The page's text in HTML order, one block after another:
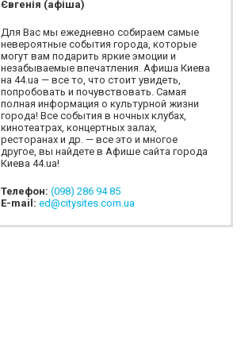
Євгенія (афіша)
Для Вас мы ежедневно собираем самые
невероятные события города, которые
могут вам подарить яркие эмоции и
незабываемые впечатления. Афиша Киева
на 44.ua — все то, что стоит увидеть,
попробовать и почувствовать. Самая
полная информация о культурной жизни
города! Все события в ночных клубах,
кинотеатрах, концертных залах,
ресторанах и др. — все это и многое
другое, вы найдете в Афише сайта города
Киева 44.ua!
Телефон: (098) 286 94 85
E-mail: ed@citysites.com.ua